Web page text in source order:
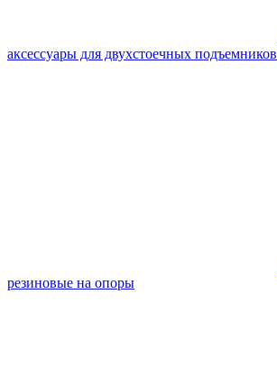
аксессуары для двухстоечных подъемников
резиновые на опоры